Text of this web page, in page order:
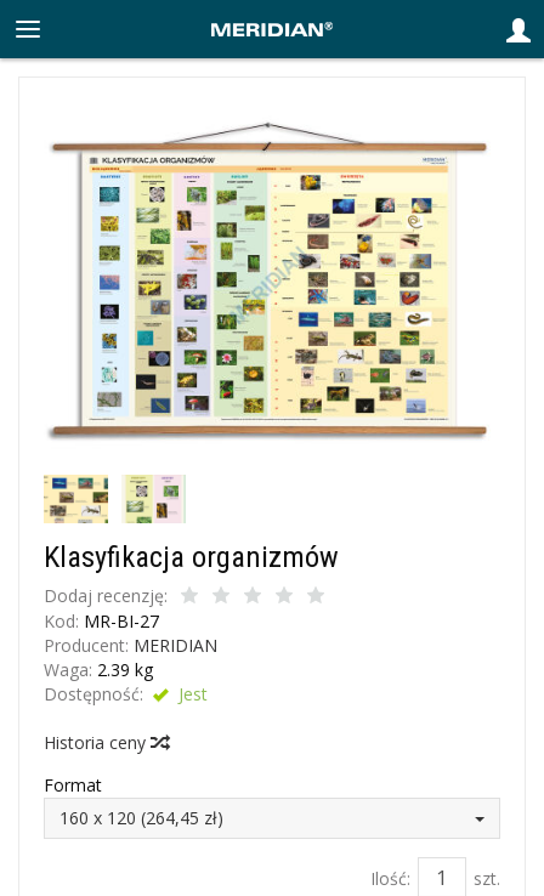
Klasyfikacja organizmów
Dodaj recenzję:
Kod: MR-BI-27
Producent: MERIDIAN
Waga: 2.39 kg
Dostępność:
Jest
Historia ceny
Format
160 x 120 (264,45 zł)
Ilość:
szt.